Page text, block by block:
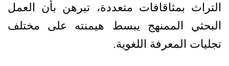
التراث بمثاقافات متعددة، تبرهن بأن العمل
البحثي الممنهج يبسط هيمنته على مختلف
تجليات المعرفة اللغوية.